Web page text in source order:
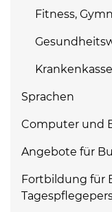
Fitness,
Sprachen
Computer und
Angebote für
Fortbildung für